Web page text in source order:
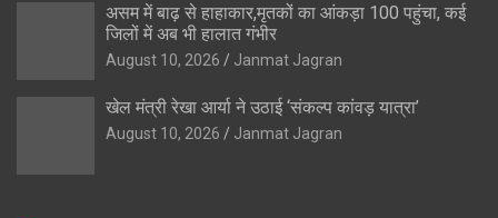
असम में बाढ़ से हाहाकार,मृतकों का आंकड़ा 100 पहुंचा, कई
जिलों में अब भी हालात गंभीर
August 10, 2026 Janmat Jagran
खेल मंत्री रेखा आर्या ने उठाई ‘संकल्प कांवड़ यात्रा’
August 10, 2026 Janmat Jagran